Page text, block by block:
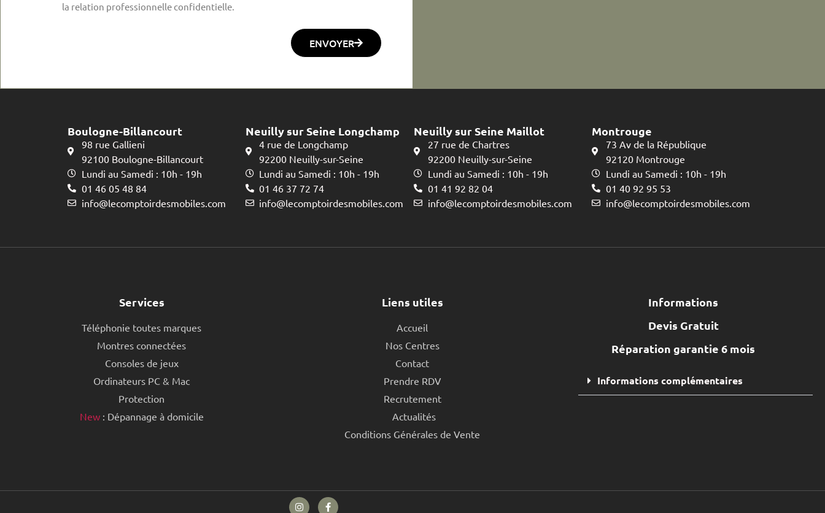
la relation professionnelle confidentielle.
ENVOYER
Boulogne-Billancourt
98 rue Gallieni
92100 Boulogne-Billancourt
Lundi au Samedi : 10h - 19h
01 46 05 48 84
info@lecomptoirdesmobiles.com
Neuilly sur Seine Longchamp
4 rue de Longchamp
92200 Neuilly-sur-Seine
Lundi au Samedi : 10h - 19h
01 46 37 72 74
info@lecomptoirdesmobiles.com
Neuilly sur Seine Maillot
27 rue de Chartres
92200 Neuilly-sur-Seine
Lundi au Samedi : 10h - 19h
01 41 92 82 04
info@lecomptoirdesmobiles.com
Montrouge
73 Av de la République
92120 Montrouge
Lundi au Samedi : 10h - 19h
01 40 92 95 53
info@lecomptoirdesmobiles.com
Services
Téléphonie toutes marques
Montres connectées
Consoles de jeux
Ordinateurs PC & Mac
Protection
New: Dépannage à domicile
Liens utiles
Accueil
Nos Centres
Contact
Prendre RDV
Recrutement
Actualités
Conditions Générales de Vente
Informations
Devis Gratuit
Réparation garantie 6 mois
Informations complémentaires